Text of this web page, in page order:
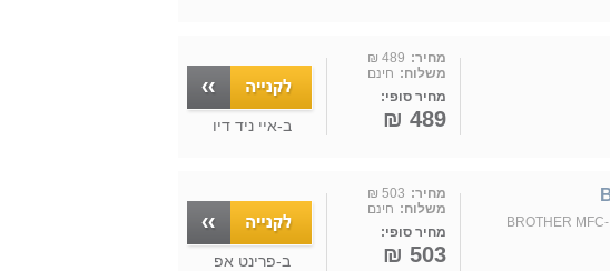
מחיר: 489 ₪
משלוח: חינם
מחיר סופי:
489 ₪ ב-איי ניד דיו
TN900BK טונר מקורי שחור (BLACK) מתאים למדפסות: BROTHER MFC-
מחיר: 503 ₪
משלוח: חינם
מחיר סופי:
503 ₪ ב-פרינט אפ